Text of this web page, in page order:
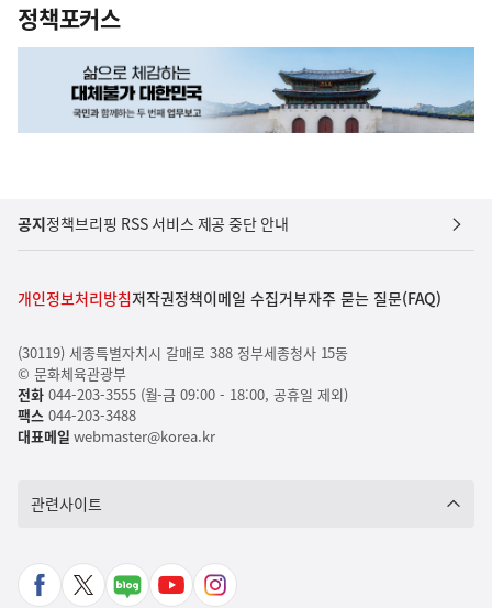
정책포커스
공지정책브리핑 RSS 서비스 제공 중단 안내
개인정보처리방침저작권정책이메일 수집거부자주 묻는 질문(FAQ)
(30119) 세종특별자치시 갈매로 388 정부세종청사 15동
© 문화체육관광부
전화044-203-3555 (월-금 09:00 - 18:00, 공휴일 제외)
팩스 044-203-3488
대표메일 webmaster@korea.kr
관련사이트
페
X
네
유
인